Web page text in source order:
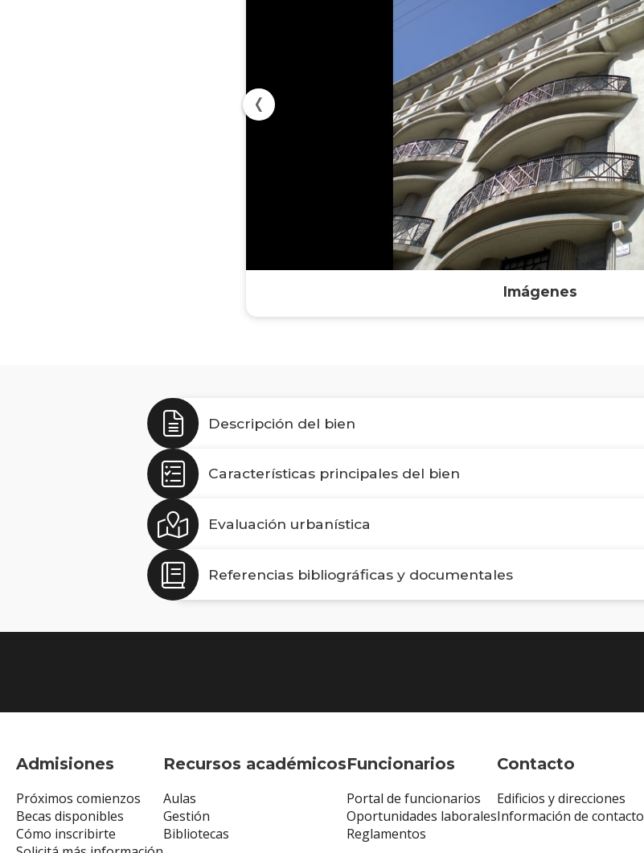
Imágenes
Descripción del bien
Características principales del bien
Evaluación urbanística
Referencias bibliográficas y documentales
Admisiones
Próximos comienzos
Becas disponibles
Cómo inscribirte
Recursos académicos
Aulas
Gestión
Bibliotecas
Funcionarios
Portal de funcionarios
Oportunidades laborales
Reglamentos
Contacto
Edificios y direcciones
Información de contacto